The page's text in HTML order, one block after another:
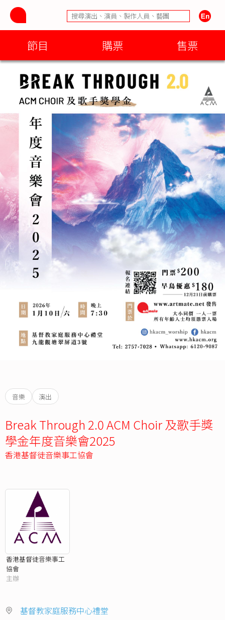
節目 購票 售票
音樂 演出
Break Through 2.0 ACM Choir 及歌手獎
學金年度音樂會2025
香港基督徒音樂事工協會
香港基督徒音樂事工
協會
主辦
基督教家庭服務中心禮堂